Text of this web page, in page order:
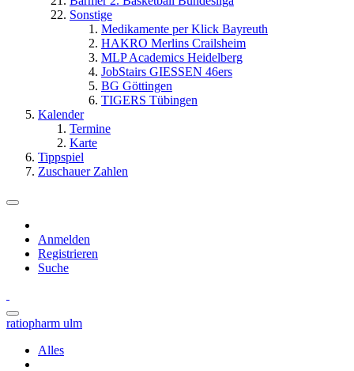
Sonstige
Medikamente per Klick Bayreuth
HAKRO Merlins Crailsheim
MLP Academics Heidelberg
JobStairs GIESSEN 46ers
BG Göttingen
TIGERS Tübingen
Kalender
Termine
Karte
Tippspiel
Zuschauer Zahlen
Anmelden
Registrieren
Suche
ratiopharm ulm
Alles